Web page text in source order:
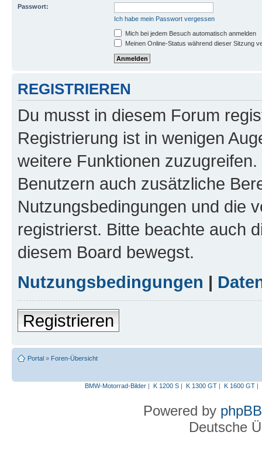
Passwort:
Ich habe mein Passwort vergessen
Mich bei jedem Besuch automatisch anmelden
Meinen Online-Status während dieser Sitzung
REGISTRIEREN
Du musst in diesem Forum
Registrierung ist in wenigen
weitere Funktionen
Benutzern auch zusätzliche
Nutzungsbedingungen und die
registrierst. Bitte beachte auch
diesem Board bewegst.
Nutzungsbedingungen |
Registrieren
Portal » Foren-Übersicht
BMW-Motorrad-Bilder| K 1200 S| K 1300 GT| K 1600 GT|
Powered by phpBB
Deutsche